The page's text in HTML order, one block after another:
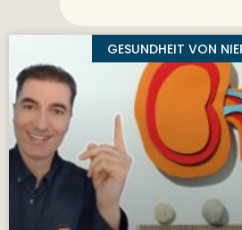
GESUNDHEIT VON